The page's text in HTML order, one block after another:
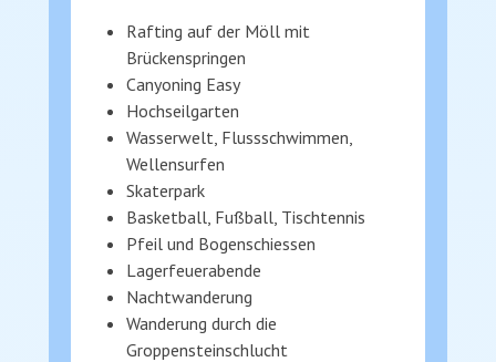
Rafting auf der Möll mit
Brückenspringen
Canyoning Easy
Hochseilgarten
Wasserwelt, Flussschwimmen,
Wellensurfen
Skaterpark
Basketball, Fußball, Tischtennis
Pfeil und Bogenschiessen
Lagerfeuerabende
Nachtwanderung
Wanderung durch die
Groppensteinschlucht